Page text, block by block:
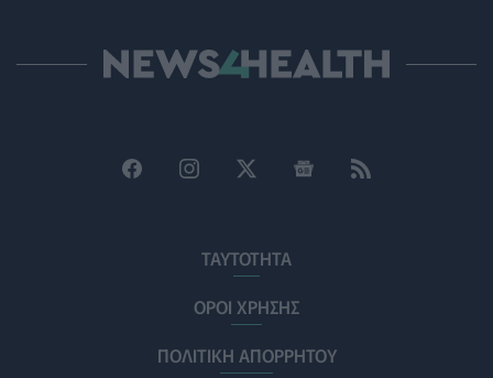
ρίχνουν φως στις "φιλίες" μεταξύ διαφορετικών ειδών
Σισμανογλείου στις πρωινές εφημερίες της Αττικής
Ηλεκτρικά πατίνια: 3,5 φορές μεγαλύτερος ο κίνδυνος
σοβαρής εγκεφαλικής κάκωσης
07/08/2026 - 14:00
ΗΠΑ: Μεγάλη τράπεζα επενδύει 250 εκατ. δολάρια
ΤΑΥΤΟΤΗΤΑ
ΟΡΟΙ ΧΡΗΣΗΣ
ΠΟΛΙΤΙΚΗ ΑΠΟΡΡΗΤΟΥ